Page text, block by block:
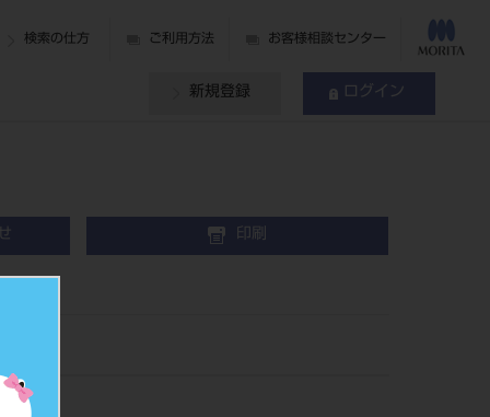
検索の仕方 ご利用方法 お客様相談センター
新規登録 ログイン
印刷